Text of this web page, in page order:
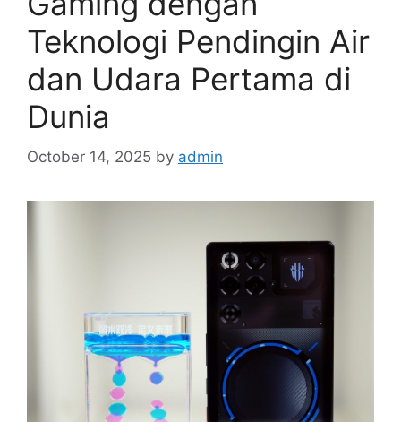
Teknologi Pendingin Air
dan Udara Pertama di
Dunia
October 14, 2025 by admin